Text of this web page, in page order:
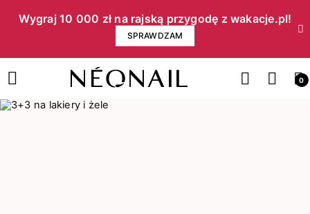
Wygraj 10 000 zł na rajską przygodę z wakacje.pl!​
SPRAWDZAM
0